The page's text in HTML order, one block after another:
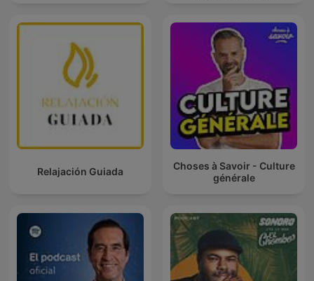
Relajación Guiada
Choses à Savoir - Culture
générale